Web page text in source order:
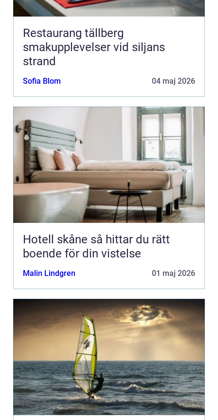
Restaurang tällberg
smakupplevelser vid siljans
strand
Sofia Blom 04 maj 2026
Hotell skåne så hittar du rätt
boende för din vistelse
Malin Lindgren 01 maj 2026